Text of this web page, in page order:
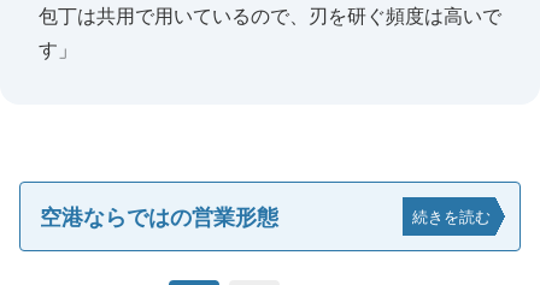
包丁は共用で用いているので、刃を研ぐ頻度は高いで
す」
空港ならではの営業形態 続きを読む